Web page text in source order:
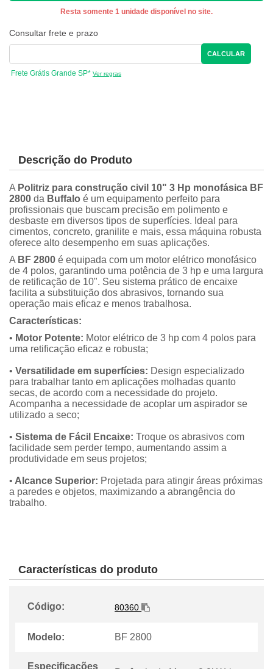
Resta somente 1 unidade disponível no site.
Consultar frete e prazo
CALCULAR
Frete Grátis Grande SP* Ver regras
Descrição do Produto
A Politriz para construção civil 10" 3 Hp monofásica BF
2800 da Buffalo é um equipamento perfeito para
profissionais que buscam precisão em polimento e
desbaste em diversos tipos de superfícies. Ideal para
cimentos, concreto, granilite e mais, essa máquina robusta
oferece alto desempenho em suas aplicações.
A BF 2800 é equipada com um motor elétrico monofásico
de 4 polos, garantindo uma potência de 3 hp e uma largura
de retificação de 10". Seu sistema prático de encaixe
facilita a substituição dos abrasivos, tornando sua
operação mais eficaz e menos trabalhosa.
Características:
• Motor Potente: Motor elétrico de 3 hp com 4 polos para
uma retificação eficaz e robusta;
• Versatilidade em superfícies: Design especializado
para trabalhar tanto em aplicações molhadas quanto
secas, de acordo com a necessidade do projeto.
Acompanha a necessidade de acoplar um aspirador se
utilizado a seco;
• Sistema de Fácil Encaixe: Troque os abrasivos com
facilidade sem perder tempo, aumentando assim a
produtividade em seus projetos;
• Alcance Superior: Projetada para atingir áreas próximas
a paredes e objetos, maximizando a abrangência do
trabalho.
Características do produto
Código: 80360
Modelo: BF 2800
Especificações